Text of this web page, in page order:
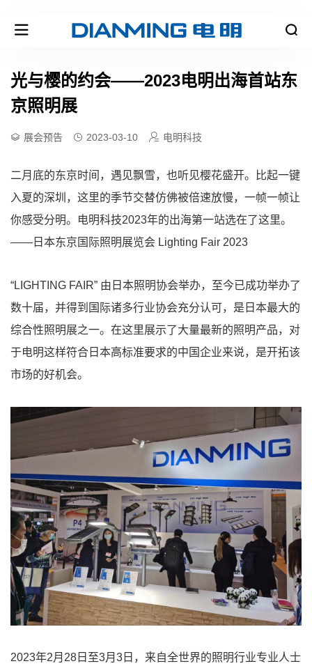
光与樱的约会——2023电明出海首站东
京照明展
展会预告 2023-03-10 电明科技
二月底的东京时间，遇见飘雪，也听见樱花盛开。比起一键
入夏的深圳，这里的季节交替仿佛被倍速放慢，一帧一帧让
你感受分明。电明科技2023年的出海第一站选在了这里。
——日本东京国际照明展览会 Lighting Fair 2023
“LIGHTING FAIR” 由日本照明协会举办，至今已成功举办了
数十届，并得到国际诸多行业协会充分认可，是日本最大的
综合性照明展之一。在这里展示了大量最新的照明产品，对
于电明这样符合日本高标准要求的中国企业来说，是开拓该
市场的好机会。
2023年2月28日至3月3日，来自全世界的照明行业专业人士